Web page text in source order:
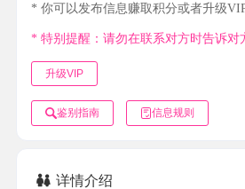
* 你可以发布信息赚取积分或者升级
* 特别提醒：请勿在联系对方时告诉对
升级VIP
鉴别指南 信息规则
详情介绍